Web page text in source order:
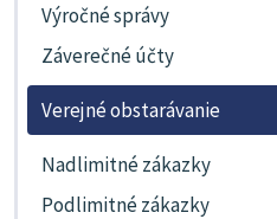
Výročné správy
Záverečné účty
Verejné obstarávanie
Nadlimitné zákazky
Podlimitné zákazky